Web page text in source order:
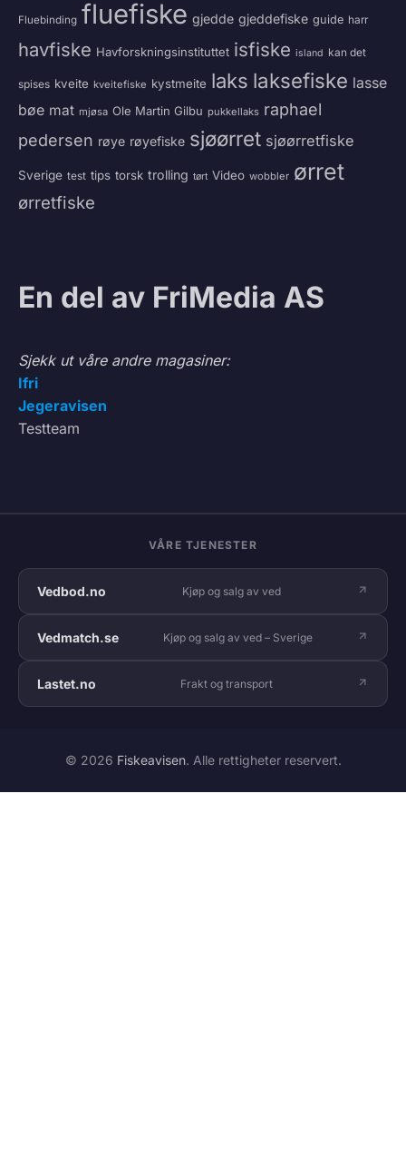
Fluebinding fluefiske gjedde gjeddefiske guide harr
havfiske Havforskningsinstituttet isfiske island kan det
spises kveite kveitefiske kystmeite laks laksefiske lasse
bøe mat mjøsa Ole Martin Gilbu pukkellaks raphael
pedersen røye røyefiske sjøørret sjøørretfiske
Sverige test tips torsk trolling tørt Video wobbler ørret
ørretfiske
En del av FriMedia AS
Sjekk ut våre andre magasiner:
Ifri
Jegeravisen
Testteam
VÅRE TJENESTER
Vedbod.no Kjøp og salg av ved
Vedmatch.se Kjøp og salg av ved – Sverige
Lastet.no Frakt og transport
© 2026 Fiskeavisen. Alle rettigheter reservert.